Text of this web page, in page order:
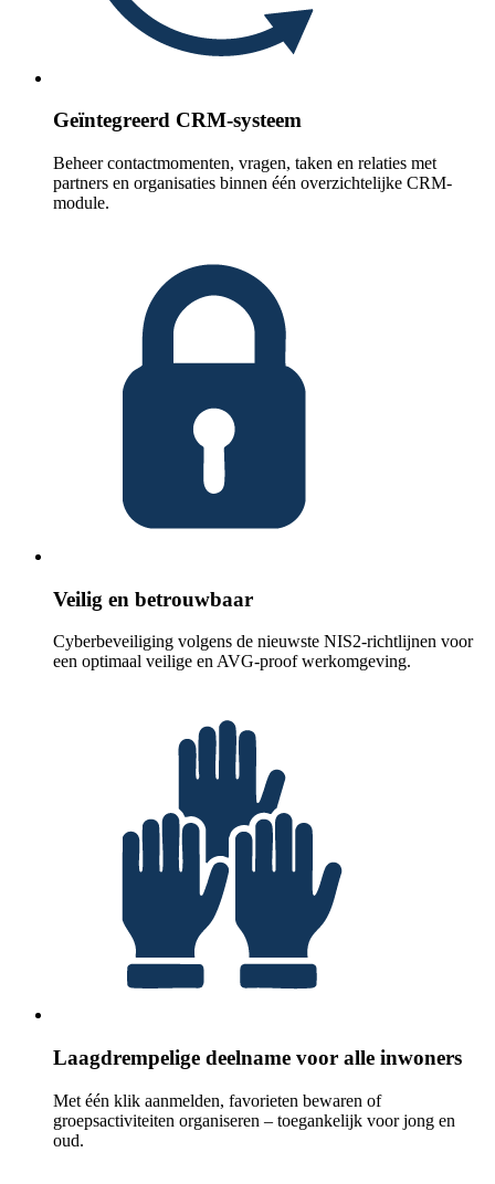
Geïntegreerd CRM-systeem
Beheer contactmomenten, vragen, taken en relaties met
partners en organisaties binnen één overzichtelijke CRM-
module.
Veilig en betrouwbaar
Cyberbeveiliging volgens de nieuwste NIS2-richtlijnen voor
een optimaal veilige en AVG-proof werkomgeving.
Laagdrempelige deelname voor alle inwoners
Met één klik aanmelden, favorieten bewaren of
groepsactiviteiten organiseren – toegankelijk voor jong en
oud.